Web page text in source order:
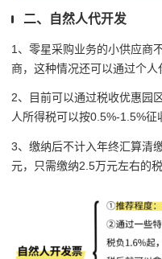
二、自然人代开发
1、零星采购业务的小供应商
商，这种情况还可以通过个人
2、目前可以通过税收优惠园
人所得税可以按0.5%-1.5%征
3、缴纳后不计入年终汇算清
元，只需缴纳2.5万元左右的税